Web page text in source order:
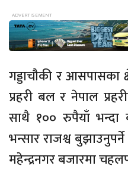
गड्डाचौकी र आसपासका
प्रहरी बल र नेपाल
साथै १०० रुपैयाँ भन्दा
भन्सार राजश्व
महेन्द्रनगर बजारमा